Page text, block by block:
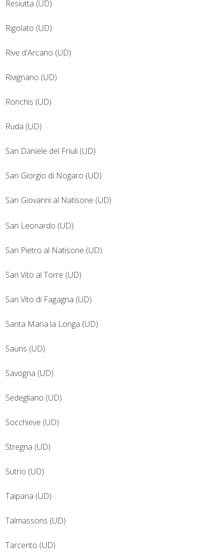
Resiutta (UD)
Rigolato (UD)
Rive d'Arcano (UD)
Rivignano (UD)
Ronchis (UD)
Ruda (UD)
San Daniele del Friuli (UD)
San Giorgio di Nogaro (UD)
San Giovanni al Natisone (UD)
San Leonardo (UD)
San Pietro al Natisone (UD)
San Vito al Torre (UD)
San Vito di Fagagna (UD)
Santa Maria la Longa (UD)
Sauris (UD)
Savogna (UD)
Sedegliano (UD)
Socchieve (UD)
Stregna (UD)
Sutrio (UD)
Taipana (UD)
Talmassons (UD)
Tarcento (UD)